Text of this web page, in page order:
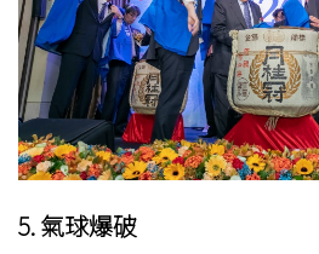
5. 氣球爆破